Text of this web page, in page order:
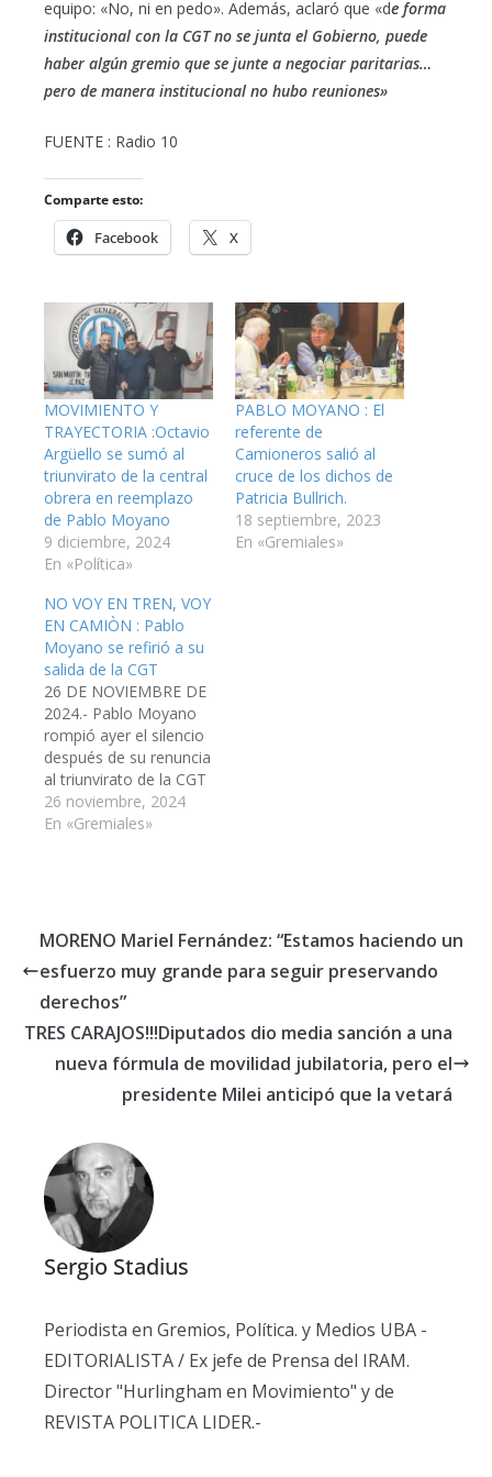
equipo: «No, ni en pedo». Además, aclaró que «de forma
institucional con la CGT no se junta el Gobierno, puede
haber algún gremio que se junte a negociar paritarias…
pero de manera institucional no hubo reuniones»
FUENTE : Radio 10
Comparte esto:
Facebook X
MOVIMIENTO Y
TRAYECTORIA :Octavio
Argüello se sumó al
triunvirato de la central
obrera en reemplazo
de Pablo Moyano
9 diciembre, 2024
En «Política»
PABLO MOYANO : El
referente de
Camioneros salió al
cruce de los dichos de
Patricia Bullrich.
18 septiembre, 2023
En «Gremiales»
NO VOY EN TREN, VOY
EN CAMIÒN : Pablo
Moyano se refirió a su
salida de la CGT
26 DE NOVIEMBRE DE
2024.- Pablo Moyano
rompió ayer el silencio
después de su renuncia
al triunvirato de la CGT
al comprobar que no
había conseguido aval
Milei. “Hay algunos que
seguir dialogando con…
26 noviembre, 2024
En «Gremiales»
MORENO Mariel Fernández: “Estamos haciendo un
esfuerzo muy grande para seguir preservando
derechos”
TRES CARAJOS!!!Diputados dio media sanción a una
nueva fórmula de movilidad jubilatoria, pero el
presidente Milei anticipó que la vetará
Sergio Stadius
Periodista en Gremios, Política. y Medios UBA -
EDITORIALISTA / Ex jefe de Prensa del IRAM.
Director "Hurlingham en Movimiento" y de
REVISTA POLITICA LIDER.-